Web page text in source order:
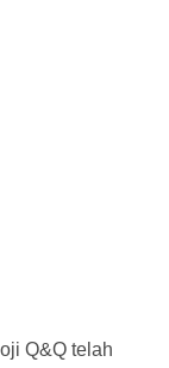
Q&Q telah